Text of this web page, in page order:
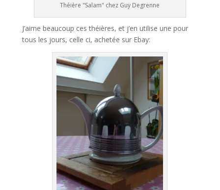
Théière "Salam" chez Guy Degrenne
J’aime beaucoup ces théières, et j’en utilise une pour
tous les jours, celle ci, achetée sur Ebay: